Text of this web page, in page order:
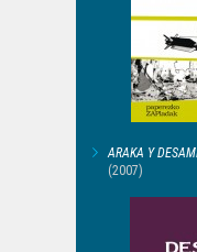
ARAKA Y
(2007)